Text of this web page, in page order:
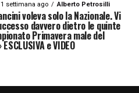
1 settimana ago Alberto Petrosilli
voleva solo la Nazionale. Vi
davvero dietro le quinte
Primavera male del
e VIDEO